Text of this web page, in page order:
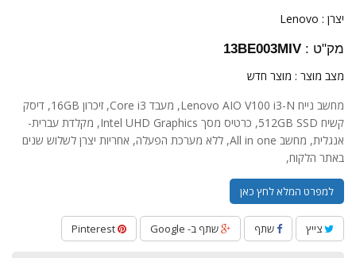
יצרן : Lenovo
מק"ט : 13BE003MIV
מצב מוצר : מוצר חדש
מחשב נייח Lenovo AIO V100 i3-N, מעבד Core i3, זיכרון 16GB, דיסק
קשיח 512GB SSD, כרטיס מסך Intel UHD Graphics, מקלדת עברית-
אנגלית, מחשב All in one, ללא מערכת הפעלה, אחריות יצרן לשלוש שנים
באתר הלקוח,
למפרט המלא לחץ כאן
צייץ שתף שתף ב- Google